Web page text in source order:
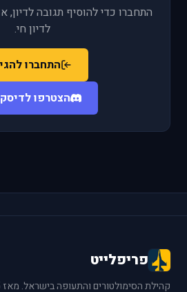
התחברו כדי להוסיף תגובה לדיון,
לדיון חי.
התחברו
הצטרפו
פריפלייט
קהילת הסימולטורים והתעופה בישראל. מאז 2005.